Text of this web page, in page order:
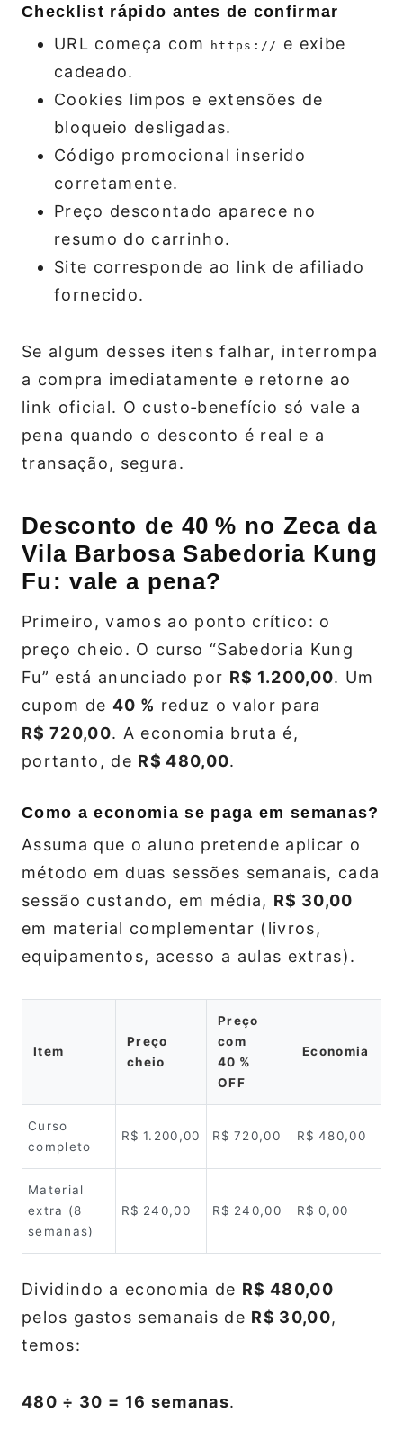
Checklist rápido antes de confirmar
URL começa com https://
e exibe
cadeado.
Cookies limpos e extensões de
bloqueio desligadas.
Código promocional inserido
corretamente.
Preço descontado aparece no
resumo do carrinho.
Site corresponde ao link de afiliado
fornecido.
Se algum desses itens falhar, interrompa
a compra imediatamente e retorne ao
link oficial. O custo‑benefício só vale a
pena quando o desconto é real e a
transação, segura.
Desconto de 40 % no Zeca da
Vila Barbosa Sabedoria Kung
Fu: vale a pena?
Primeiro, vamos ao ponto crítico: o
preço cheio. O curso “Sabedoria Kung
Fu” está anunciado por R$ 1.200,00. Um
cupom de 40 % reduz o valor para
R$ 720,00. A economia bruta é,
portanto, de R$ 480,00.
Como a economia se paga em semanas?
Assuma que o aluno pretende aplicar o
método em duas sessões semanais, cada
sessão custando, em média, R$ 30,00
em material complementar (livros,
equipamentos, acesso a aulas extras).
Item
Preço
cheio
Preço
com
40 %
OFF
Economia
Curso
completo
R$ 1.200,00 R$ 720,00 R$ 480,00
Material
extra (8
semanas)
R$ 240,00 R$ 240,00 R$ 0,00
Dividindo a economia de R$ 480,00
pelos gastos semanais de R$ 30,00,
temos:
480 ÷ 30 = 16 semanas.